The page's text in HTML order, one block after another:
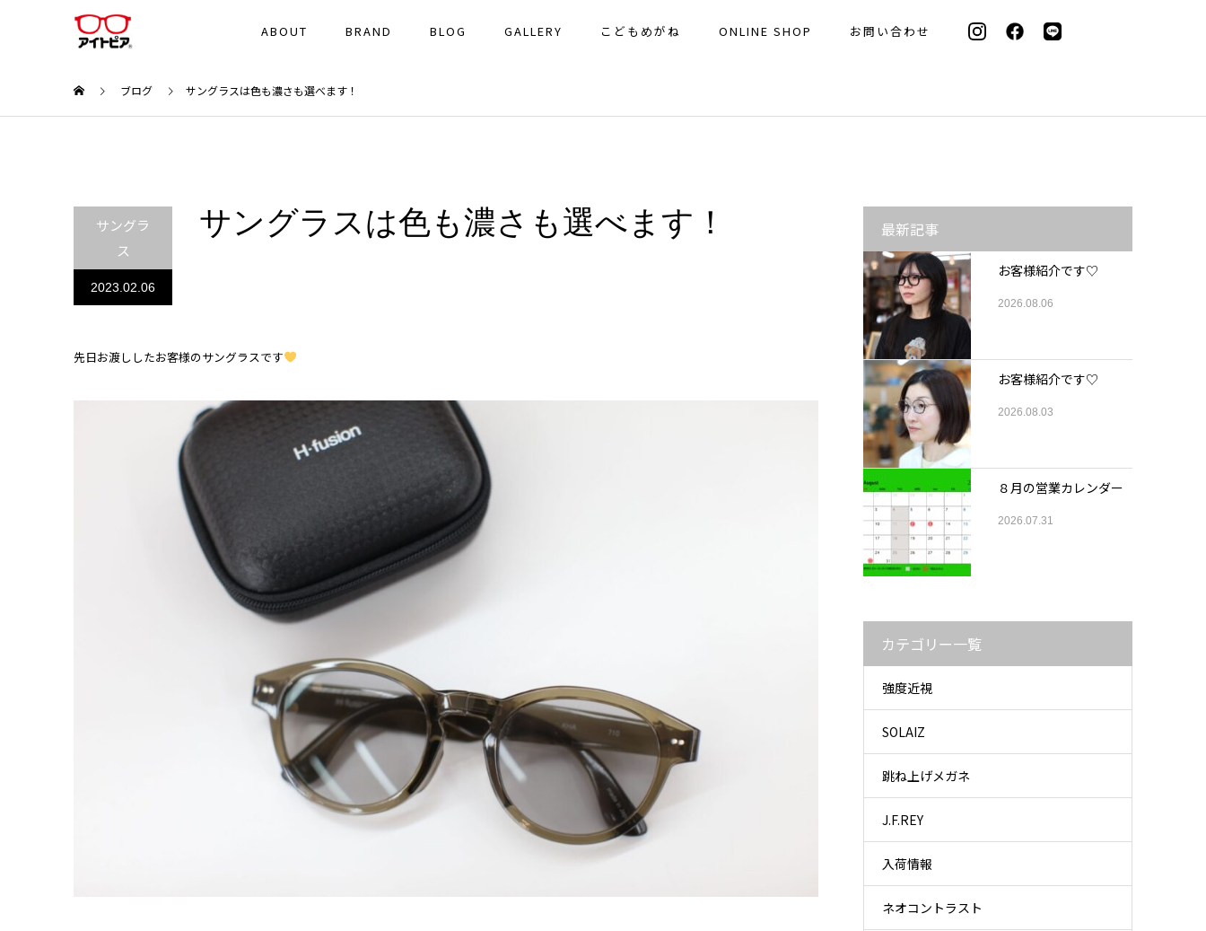
ABOUT BRAND BLOG GALLERY こどもめがね ONLINE SHOP お問い合わせ
ブログ サングラスは色も濃さも選べます！
サングラ
ス
2023.02.06
サングラスは色も濃さも選べます！
先日お渡ししたお客様のサングラスです
最新記事
お客様紹介です♡
2026.08.06
お客様紹介です♡
2026.08.03
８月の営業カレンダー
2026.07.31
カテゴリー一覧
強度近視
SOLAIZ
跳ね上げメガネ
J.F.REY
入荷情報
ネオコントラスト